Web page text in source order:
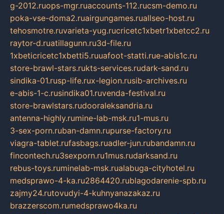
g-2012.ruops-mgr.ruaccounts-112.rucsm-demo.ru
poka-vse-doma2.ruairgungames.ruallseo-host.ru
tehosmotre.ruvarieta-yug.rucricetc1xbetr1xbetcc2.ru
raytor-d.ruatillagunn.ru3d-file.ru
1xbeticricetc1xbetti5.ruuafoot-statti.rue-abis1c.ru
store-brawl-stars.rukts-services.rudark-sand.ru
sindika-01.rusp-life.rux-legion.rusib-archives.ru
e-abis-1-c.rusindika01.ruvenda-festival.ru
store-brawlstars.rudooraleksandria.ru
antenna-highly.rumine-lab-msk.ru1-mus.ru
3-sex-porn.ruban-damn.rupurse-factory.ru
viagra-tablet.rufasbags.ruadler-jun.rubandamn.ru
fincontech.ru3sexporn.ru1mus.rudarksand.ru
rebus-toys.ruminelab-msk.rualabuga-cityhotel.ru
medsprawo-4-ka.ru2864420.rublagodarenie-spb.ru
zajmy24.rutovudyi-4-kuhnyanazakaz.ru
brazzerscom.rumedsprawo4ka.ru